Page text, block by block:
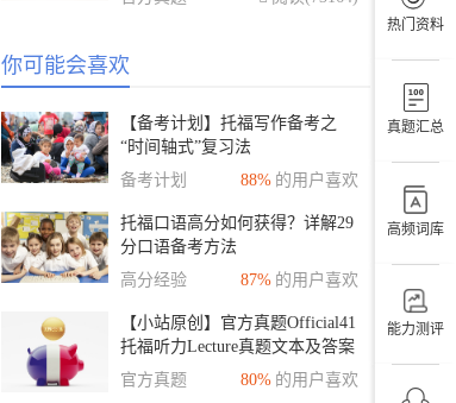
你可能会喜欢
【备考计划】托福写作备考之
“时间轴式”复习法
备考计划
88% 的用户喜欢
托福口语高分如何获得？详解29
分口语备考方法
高分经验
87% 的用户喜欢
【小站原创】官方真题Official41
托福听力Lecture真题文本及答案
解析
官方真题 80% 的用户喜欢
热门资料
真题汇总
高频词库
能力测评